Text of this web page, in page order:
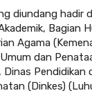
diundang hadir
Bagian
Agama
dan
Dinas
(Dinkes)